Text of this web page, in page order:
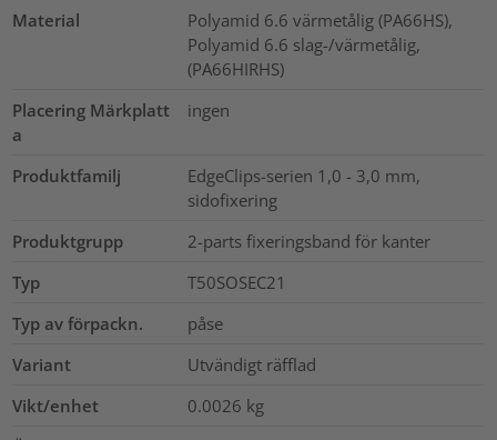
Material
Polyamid 6.6 värmetålig (PA66HS),
Polyamid 6.6 slag-/värmetålig,
(PA66HIRHS)
Placering Märkplatt
a
ingen
Produktfamilj
EdgeClips-serien 1,0 - 3,0 mm,
sidofixering
Produktgrupp
2-parts fixeringsband för kanter
Typ
T50SOSEC21
Typ av förpackn.
påse
Variant
Utvändigt räfflad
Vikt/enhet
0.0026 kg